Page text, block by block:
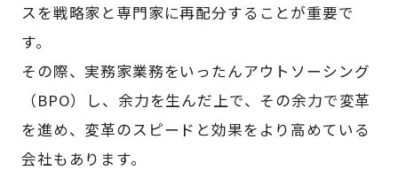
スを戦略家と専門家に再配分することが重要で
す。
その際、実務家業務をいったんアウトソーシング
（BPO）し、余力を生んだ上で、その余力で変革
を進め、変革のスピードと効果をより高めている
会社もあります。